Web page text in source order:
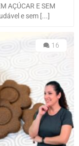
AÇÚCAR E SEM
e sem [...]
16